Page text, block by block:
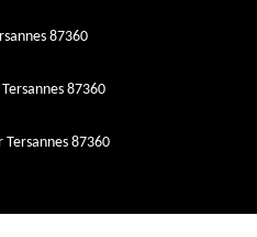
87360
87360
87360